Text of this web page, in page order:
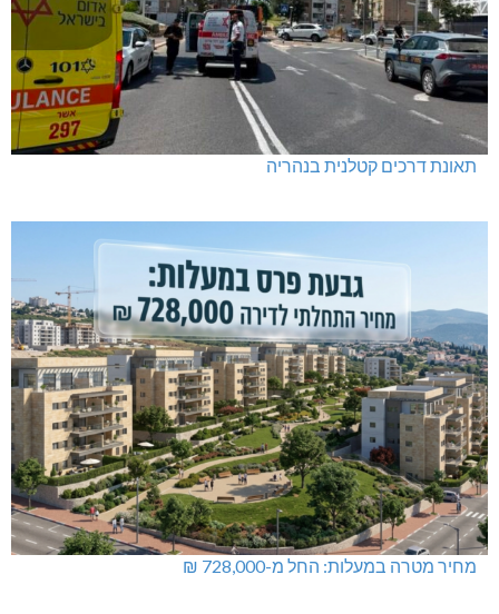
תאונת דרכים קטלנית בנהריה
מחיר מטרה במעלות: החל מ-728,000 ₪